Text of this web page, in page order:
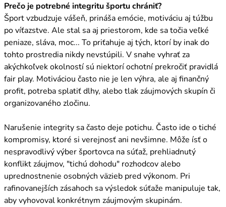
Prečo je potrebné integritu športu chrániť?
Šport vzbudzuje vášeň, prináša emócie, motiváciu aj túžbu
po víťazstve. Ale stal sa aj priestorom, kde sa točia veľké
peniaze, sláva, moc... To priťahuje aj tých, ktorí by inak do
tohto prostredia nikdy nevstúpili. V snahe vyhrať za
akýchkoľvek okolností sú niektorí ochotní prekročiť pravidlá
fair play. Motiváciou často nie je len výhra, ale aj finančný
profit, potreba splatiť dlhy, alebo tlak záujmových skupín či
organizovaného zločinu.
Narušenie integrity sa často deje potichu. Často ide o tiché
kompromisy, ktoré si verejnosť ani nevšimne. Môže ísť o
nespravodlivý výber športovca na súťaž, prehliadnutý
konflikt záujmov, "tichú dohodu" rozhodcov alebo
uprednostnenie osobných väzieb pred výkonom. Pri
rafinovanejších zásahoch sa výsledok súťaže manipuluje tak,
aby vyhovoval konkrétnym záujmovým skupinám.